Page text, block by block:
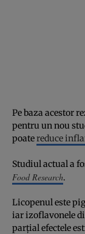
Pe baza acestor
pentru un nou
poatereduce
Studiul actual a
Food Research.
Licopenul este
iar izoflavonele
parțial efectele